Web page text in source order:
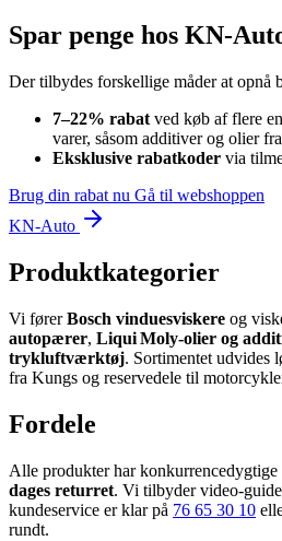
Spar penge hos KN-
Der tilbydes forskellige måder at opnå
7–22% rabat ved køb af flere
varer, såsom additiver og olier
Eksklusive rabatkoder via
Brug din rabat nu Gå til webshoppen
KN-Auto
Produktkategorier
Vi førerBosch vinduesviskere og
autopærer, Liqui Moly-olier og
trykluftværktøj. Sortimentet udvides
fra Kungs og reservedele til
Fordele
Alle produkter har konkurrencedygtige
dages returret. Vi tilbyder
kundeservice er klar på 76 65 30 10
rundt.